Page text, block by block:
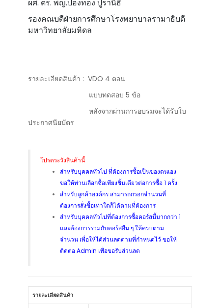
ผศ. ดร. พญ.ปองทอง ปูรานิธี
รองคณบดีฝ่ายการศึกษาโรงพยาบาลรามาธิบดี
มหาวิทยาลัยมหิดล
รายละเอียดสินค้า : VDO 4 ตอน
แบบทดสอบ 5 ข้อ
หลังจากผ่านการอบรมจะได้รับใบ
ประกาศนียบัตร
โปรดระวังสินค้านี้
สำหรับบุคคลทั่วไป ที่ต้องการซื้อเป็นของตนเอง
ขอให้ท่านเลือกซื้อเพียงชิ้นเดียวต่อการซื้อ 1 ครั้ง
สำหรับลูกค้าองค์กร สามารถกรอกจำนวนที่
ต้องการสั่งซื้อเท่าใดก็ได้ตามที่ต้องการ
สำหรับบุคคลทั่วไปที่ต้องการซื้อคอร์สนี้มากกว่า 1
และต้องการรวมกับคอร์สอื่น ๆ ให้ครบตาม
จำนวน เพื่อให้ได้ส่วนลดตามที่กำหนดไว้ ขอให้
ติดต่อ Admin เพื่อขอรับส่วนลด
รายละเอียดสินค้า